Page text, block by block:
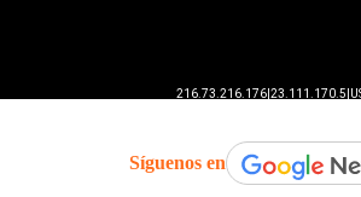
Síguenos en